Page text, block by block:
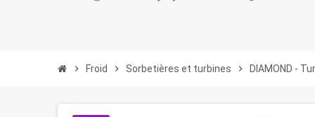
chevron_right Froid chevron_right Sorbetières et turbines chevron_right DIAMOND -